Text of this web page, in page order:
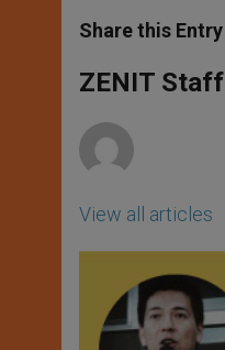
t
s
p
p
s
e
g
e
e
b
o
k
Share this Entry
ZENIT Staff
View all articles